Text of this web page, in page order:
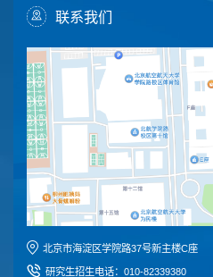
softzhaosheng@buaa.edu.cn。
特别提示：学院将在各导师招生
示，并根据考生综合考核结果按
照“成绩优先”、“双向选择”的原则
组织师生双选。公示拟录取名
单。 ...
联系我们
北京市海淀区学院路37号新主楼C座
研究生招生电话： 010-82339380